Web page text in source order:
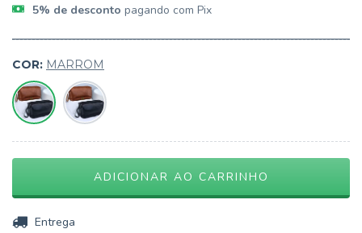
5% de desconto pagando com Pix
COR: MARROM
Entregas para o CEP: